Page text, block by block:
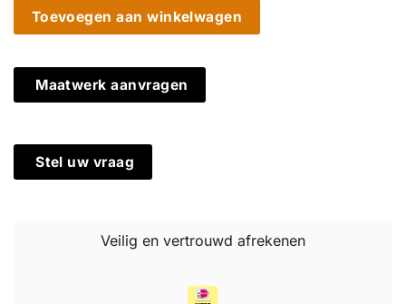
Teak
Bananenbank
cm
Tuinbank
3
Toevoegen aan winkelwagen
Maatwerk aanvragen
Stel uw vraag
Veilig en vertrouwd afrekenen